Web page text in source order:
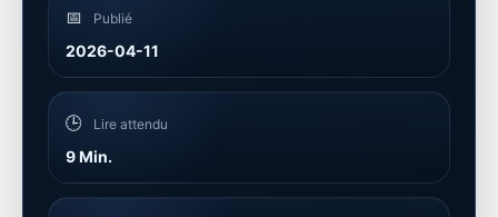
📅 Publié
2026-04-11
🕒 Lire attendu
9 Min.